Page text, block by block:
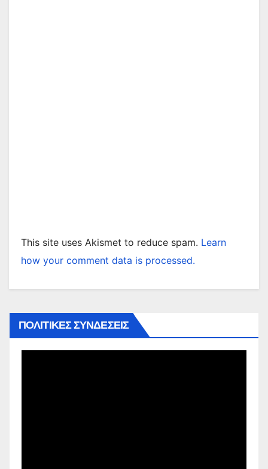
This site uses Akismet to reduce spam. Learn
how your comment data is processed.
ΠΟΛΙΤΙΚΕΣ ΣΥΝΔΕΣΕΙΣ